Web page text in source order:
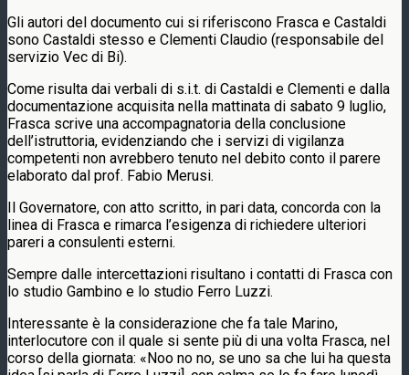
Gli autori del documento cui si riferiscono Frasca e Castaldi
sono Castaldi stesso e Clementi Claudio (responsabile del
servizio Vec di Bi).
Come risulta dai verbali di s.i.t. di Castaldi e Clementi e dalla
documentazione acquisita nella mattinata di sabato 9 luglio,
Frasca scrive una accompagnatoria della conclusione
dell’istruttoria, evidenziando che i servizi di vigilanza
competenti non avrebbero tenuto nel debito conto il parere
elaborato dal prof. Fabio Merusi.
Il Governatore, con atto scritto, in pari data, concorda con la
linea di Frasca e rimarca l’esigenza di richiedere ulteriori
pareri a consulenti esterni.
Sempre dalle intercettazioni risultano i contatti di Frasca con
lo studio Gambino e lo studio Ferro Luzzi.
Interessante è la considerazione che fa tale Marino,
interlocutore con il quale si sente più di una volta Frasca, nel
corso della giornata: «Noo no no, se uno sa che lui ha questa